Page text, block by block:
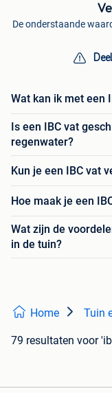
De onderstaande
Wat kan ik met een
Is een IBC vat
regenwater?
Kun je een IBC vat
Hoe maak je een
Wat zijn de
in de tuin?
Home Tuin
79 resultaten voor